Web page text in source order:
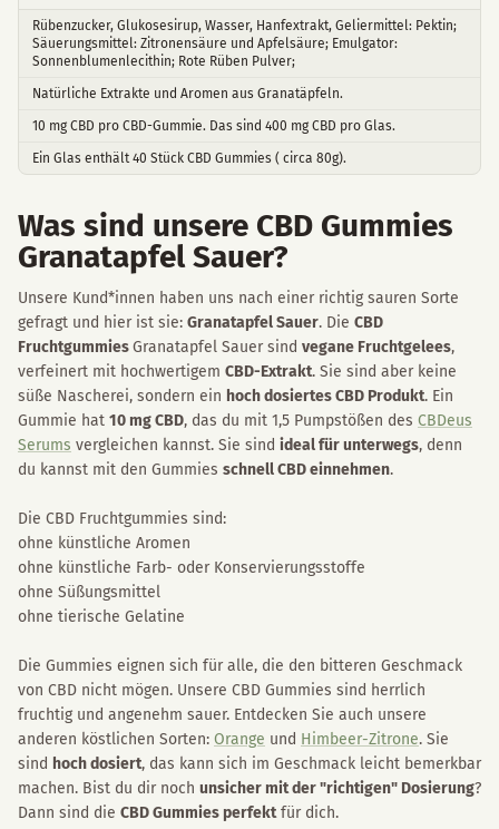
Rübenzucker, Glukosesirup, Wasser, Hanfextrakt, Geliermittel: Pektin;
Säuerungsmittel: Zitronensäure und Apfelsäure; Emulgator:
Sonnenblumenlecithin; Rote Rüben Pulver;
Natürliche Extrakte und Aromen aus Granatäpfeln.
10 mg CBD pro CBD-Gummie. Das sind 400 mg CBD pro Glas.
Ein Glas enthält 40 Stück CBD Gummies ( circa 80g).
Was sind unsere CBD Gummies
Granatapfel Sauer?
Unsere Kund*innen haben uns nach einer richtig sauren Sorte
gefragt und hier ist sie: Granatapfel Sauer. Die CBD
FruchtgummiesGranatapfel Sauer sind vegane Fruchtgelees,
verfeinert mit hochwertigem CBD-Extrakt. Sie sind aber keine
süße Nascherei, sondern ein hoch dosiertes CBD Produkt. Ein
Gummie hat 10 mg CBD, das du mit 1,5 Pumpstößen des CBDeus
Serums vergleichen kannst. Sie sind ideal für unterwegs, denn
du kannst mit den Gummies schnell CBD einnehmen.
Die CBD Fruchtgummies sind:
ohne künstliche Aromen
ohne künstliche Farb- oder Konservierungsstoffe
ohne Süßungsmittel
ohne tierische Gelatine
Die Gummies eignen sich für alle, die den bitteren Geschmack
von CBD nicht mögen. Unsere CBD Gummies sind herrlich
fruchtig und angenehm sauer. Entdecken Sie auch unsere
anderen köstlichen Sorten: Orange und Himbeer-Zitrone. Sie
sind hoch dosiert, das kann sich im Geschmack leicht bemerkbar
machen. Bist du dir noch unsicher mit der "richtigen" Dosierung?
Dann sind die CBD Gummies perfektfür dich.